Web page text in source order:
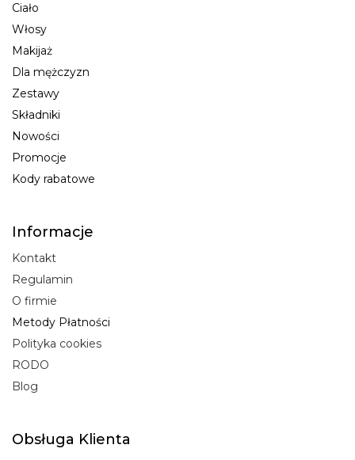
Ciało
Włosy
Makijaż
Dla mężczyzn
Zestawy
Składniki
Nowości
Promocje
Kody rabatowe
Informacje
Kontakt
Regulamin
O firmie
Metody Płatności
Polityka cookies
RODO
Blog
Obsługa Klienta